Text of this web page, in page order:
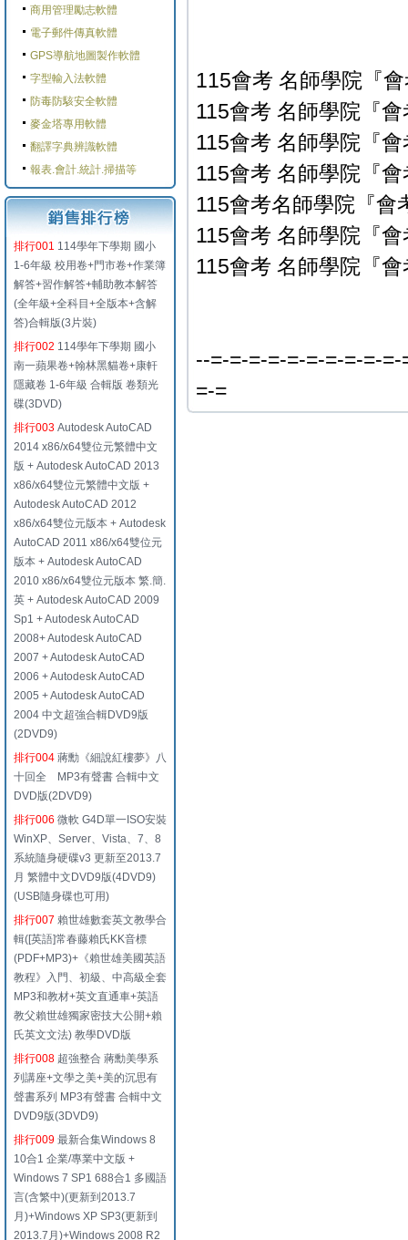
商用管理勵志軟體
電子郵件傳真軟體
GPS導航地圖製作軟體
字型輸入法軟體
防毒防駭安全軟體
麥金塔專用軟體
翻譯字典辨識軟體
報表.會計.統計.掃描等
排行001 114學年下學期 國小
1-6年級 校用卷+門市卷+作業簿
解答+習作解答+輔助教本解答
(全年級+全科目+全版本+含解
答)合輯版(3片裝)
排行002 114學年下學期 國小
南一蘋果卷+翰林黑貓卷+康軒
隱藏卷 1-6年級 合輯版 卷類光
碟(3DVD)
排行003 Autodesk AutoCAD
2014 x86/x64雙位元繁體中文
版 + Autodesk AutoCAD 2013
x86/x64雙位元繁體中文版 +
Autodesk AutoCAD 2012
x86/x64雙位元版本 + Autodesk
AutoCAD 2011 x86/x64雙位元
版本 + Autodesk AutoCAD
2010 x86/x64雙位元版本 繁.簡.
英 + Autodesk AutoCAD 2009
Sp1 + Autodesk AutoCAD
2008+ Autodesk AutoCAD
2007 + Autodesk AutoCAD
2006 + Autodesk AutoCAD
2005 + Autodesk AutoCAD
2004 中文超強合輯DVD9版
(2DVD9)
排行004 蔣勳《細說紅樓夢》八
十回全 MP3有聲書 合輯中文
DVD版(2DVD9)
排行006 微軟 G4D單一ISO安裝
WinXP、Server、Vista、7、8
系統隨身硬碟v3 更新至2013.7
月 繁體中文DVD9版(4DVD9)
(USB隨身碟也可用)
排行007 賴世雄數套英文教學合
輯([英語]常春藤賴氏KK音標
(PDF+MP3)+《賴世雄美國英語
教程》入門、初級、中高級全套
MP3和教材+英文直通車+英語
教父賴世雄獨家密技大公開+賴
氏英文文法) 教學DVD版
排行008 超強整合 蔣勳美學系
列講座+文學之美+美的沉思有
聲書系列 MP3有聲書 合輯中文
DVD9版(3DVD9)
排行009 最新合集Windows 8
10合1 企業/專業中文版 +
Windows 7 SP1 688合1 多國語
言(含繁中)(更新到2013.7
月)+Windows XP SP3(更新到
2013.7月)+Windows 2008 R2
115會考 名師學院『
115會考 名師學院『
115會考 名師學院『
115會考 名師學院『
115會考名師學院『會
115會考 名師學院『
115會考 名師學院『
--=-=-=-=-=-=-=-=-=-
=-=